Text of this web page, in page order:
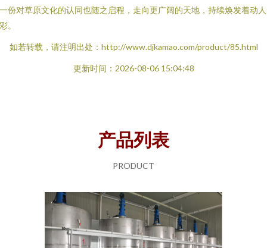
份对草原文化的认同也随之启程，走向更广阔的天地，持续焕发着动
。
如若转载，请注明出处：http://www.djkamao.com/product/85.html
更新时间：2026-08-06 15:04:48
产品列表
PRODUCT